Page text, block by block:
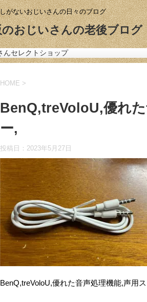
がないおじいさんの日々のブログ
おじいさんの老後ブログ
んセレクトショップ
HOME >
BenQ,treVoloU,優れ
ー,
投稿日： 2023年5月27日
BenQ,treVoloU,優れた音声処理機能,声用